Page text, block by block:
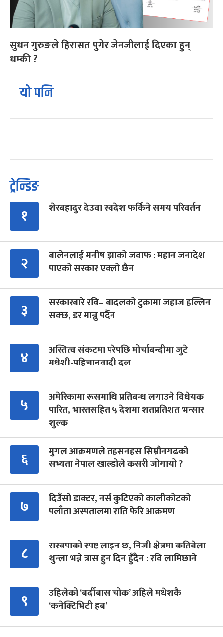
सुधन गुरुङले हिरासत पुगेर जेनजीलाई दिएका हुन्
धम्की ?
यो पनि
ट्रेन्डिङ
१ शेरबहादुर देउवा स्वदेश फर्किने समय परिवर्तन
२
बालेनलाई मनीष झाको जवाफ : महान जनादेश
पाएको सरकार एक्लो छैन
३
सरकारबारे रवि– बादलको टुक्रामा जहाज हल्लिन
सक्छ, डर मान्नु पर्दैन
४
अस्तित्व संकटमा परेपछि मोर्चाबन्दीमा जुटे
मधेशी-पहिचानवादी दल
५
अमेरिकामा रूसमाथि प्रतिबन्ध लगाउने विधेयक
पारित, भारतसहित ५ देशमा शतप्रतिशत भन्सार
शुल्क
६
मुगल आक्रमणले तहसनहस सिम्रौनगढको
सभ्यता नेपाल खाल्डोले कसरी जोगायो ?
७
दिउँसो डाक्टर, नर्स कुटिएको कालीकोटको
पलाँता अस्पतालमा राति फेरि आक्रमण
८
रास्वपाको स्पष्ट लाइन छ, निजी क्षेत्रमा कतिबेला
थुन्ला भन्ने त्रास हुन दिन हुँदैन : रवि लामिछाने
९
उहिलेको ‘बर्दीबास चोक’ अहिले मधेशकै
‘कनेक्टिभिटी हब’